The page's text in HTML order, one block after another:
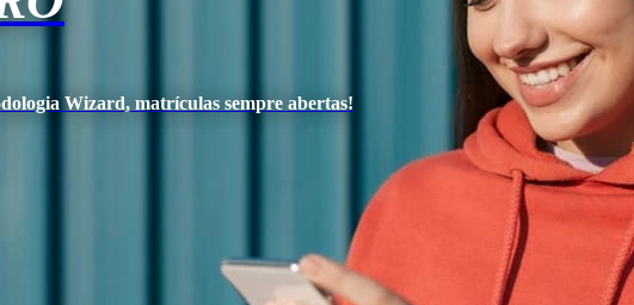
Wizard, matrículas sempre abertas!